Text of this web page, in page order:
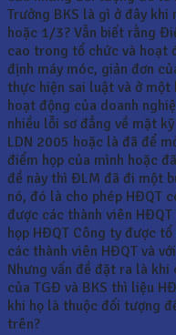
Trưởng BKS là gì ở đây
hoặc 1/3? Vẫn biết rằng
cao trong tổ chức và hoạt
định máy móc, giản đơn
thực hiện sai luật và ở một
hoạt động của doanh
nhiều lỗi sơ đẳng về mặt
LDN 2005 hoặc là đã để
điểm họp của mình hoặc
đề này thì ĐLM đã đi một
nó, đó là cho phép HĐQT
được các thành viên
họp HĐQT Công ty được
các thành viên HĐQT và
Nhưng vấn đề đặt ra là
của TGĐ và BKS thì liệu
khi họ là thuộc đối tượng
trên?